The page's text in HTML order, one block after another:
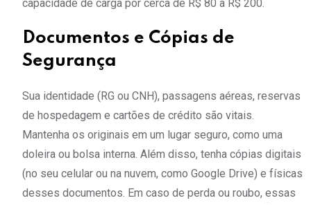
capacidade de carga por cerca de R$ 80 a R$ 200.
Documentos e Cópias de
Segurança
Sua identidade (RG ou CNH), passagens aéreas, reservas
de hospedagem e cartões de crédito são vitais.
Mantenha os originais em um lugar seguro, como uma
doleira ou bolsa interna. Além disso, tenha cópias digitais
(no seu celular ou na nuvem, como Google Drive) e físicas
desses documentos. Em caso de perda ou roubo, essas